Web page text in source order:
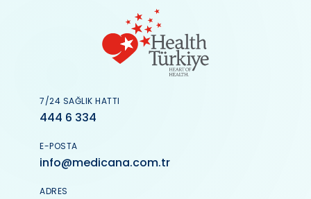
7/24 SAĞLIK HATTI
444 6 334
E-POSTA
info@medicana.com.tr
ADRES